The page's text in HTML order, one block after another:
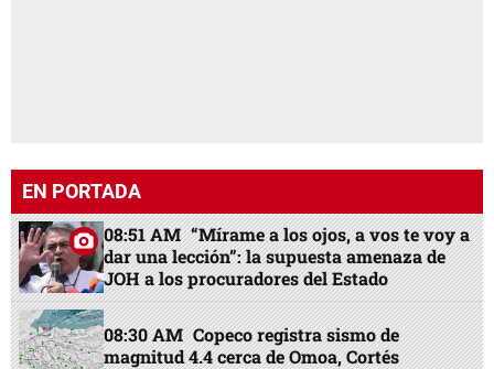
EN PORTADA
08:51 AM “Mírame a los ojos, a vos te voy a
dar una lección”: la supuesta amenaza de
JOH a los procuradores del Estado
08:30 AM Copeco registra sismo de
magnitud 4.4 cerca de Omoa, Cortés